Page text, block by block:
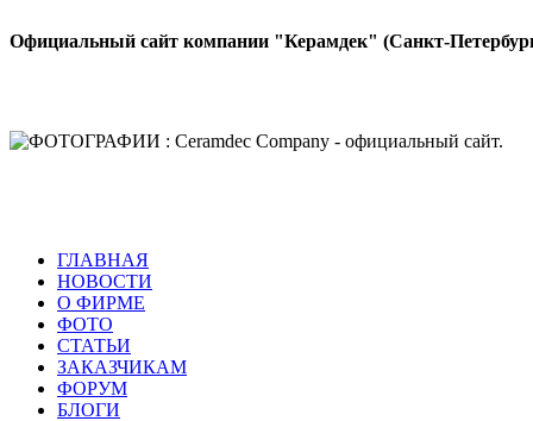
Официальный сайт компании "Керамдек" (Санкт-
ГЛАВНАЯ
НОВОСТИ
О ФИРМЕ
ФОТО
СТАТЬИ
ЗАКАЗЧИКАМ
ФОРУМ
БЛОГИ